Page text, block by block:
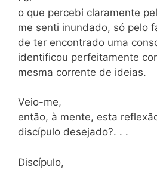
o que percebi claramente
me senti inundado, só pelo
de ter encontrado uma
identificou perfeitamente
mesma corrente de ideias.
Veio-me,
então, à mente, esta
discípulo desejado?. . .
Discípulo,